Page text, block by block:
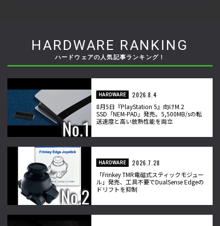
HARDWARE RANKING
ハードウェアの人気記事ランキング！
HARDWARE
2026.8.4
8月5日『PlayStation 5』向けM.2
SSD「NEM-PAD」発売。5,500MB/sの転
送速度と高い放熱性能を両立
HARDWARE
2026.7.28
「Frinkey TMR電磁式スティックモジュー
ル」発売、工具不要でDualSense Edgeの
ドリフトを抑制